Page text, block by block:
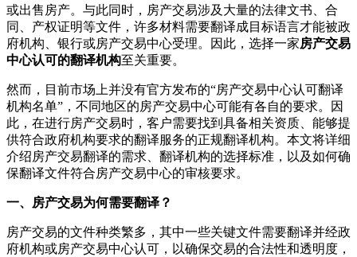
或出售房产。与此同时，房产交易涉及大量的法律文书、合
同、产权证明等文件，许多材料需要翻译成目标语言才能被政
府机构、银行或房产交易中心受理。因此，选择一家房产交易
中心认可的翻译机构至关重要。
然而，目前市场上并没有官方发布的“房产交易中心认可翻译
机构名单”，不同地区的房产交易中心可能有各自的要求。因
此，在进行房产交易时，客户需要找到具备相关资质、能够提
供符合政府机构要求的翻译服务的正规翻译机构。本文将详细
介绍房产交易翻译的需求、翻译机构的选择标准，以及如何确
保翻译文件符合房产交易中心的审核要求。
一、房产交易为何需要翻译？
房产交易的文件种类繁多，其中一些关键文件需要翻译并经政
府机构或房产交易中心认可，以确保交易的合法性和透明度，